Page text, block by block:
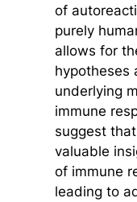
of
purely
allows for
hypotheses
underlying
immune
suggest
valuable
of immune
leading to